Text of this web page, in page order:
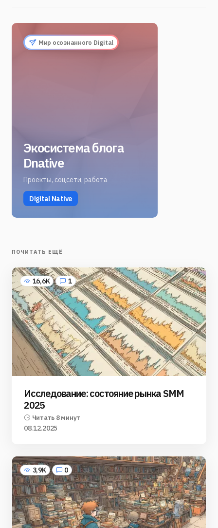
Мир осознанного Digital
Экосистема блога
Dnative
Проекты, соцсети, работа
Digital Native
ПОЧИТАТЬ ЕЩЁ
16,6K 1
Исследование: состояние рынка SMM
2025
Читать 8 минут
08.12.2025
3,9K 0